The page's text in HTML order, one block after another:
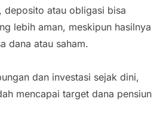
deposito atau obligasi bisa
lebih aman, meskipun hasilnya
dana atau saham.
dan investasi sejak dini,
mencapai target dana pensiun